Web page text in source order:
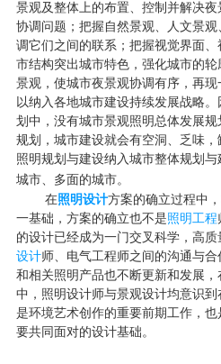
景观及整体上的布置、控制并解决
协调问题；把握自然景观、人文景
调它们之间的联系；把握视觉界面
市结构突出城市特色，强化城市的
景观，使城市夜景观协调有序，再现
以纳入各地城市建设持续发展战略
划中，没有城市景观照明总体发展
规划，城市建设就会有空洞、乏味
照明规划与建设纳入城市整体规划
城市、多面的城市。
在照明设计方案的确立过程中
一基础，方案的确立也不是照明工程
的设计已经成为一门交叉科学，高
设计师、电气工程师之间的沟通与
和相关照明产品也不断更新和发展
中，照明设计师与景观设计均意识
是环境艺术创作的重要前期工作，
要共同面对的设计基础。